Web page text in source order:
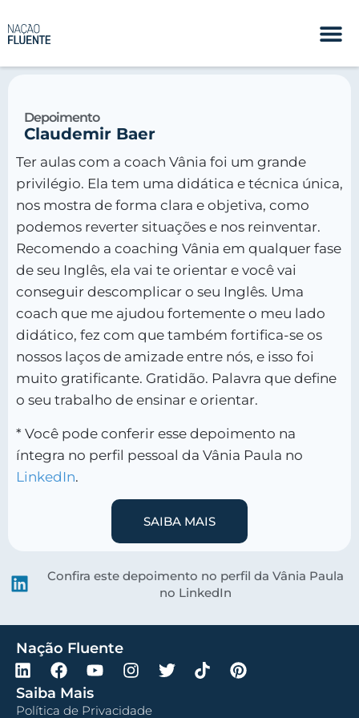
Depoimento
Claudemir Baer
Ter aulas com a coach Vânia foi um grande
privilégio. Ela tem uma didática e técnica única,
nos mostra de forma clara e objetiva, como
podemos reverter situações e nos reinventar.
Recomendo a coaching Vânia em qualquer fase
de seu Inglês, ela vai te orientar e você vai
conseguir descomplicar o seu Inglês. Uma
coach que me ajudou fortemente o meu lado
didático, fez com que também fortifica-se os
nossos laços de amizade entre nós, e isso foi
muito gratificante. Gratidão. Palavra que define
o seu trabalho de ensinar e orientar.
* Você pode conferir esse depoimento na
íntegra no perfil pessoal da Vânia Paula no
LinkedIn.
SAIBA MAIS
Confira este depoimento no perfil da Vânia Paula
no LinkedIn
Nação Fluente
Saiba Mais
Política de Privacidade